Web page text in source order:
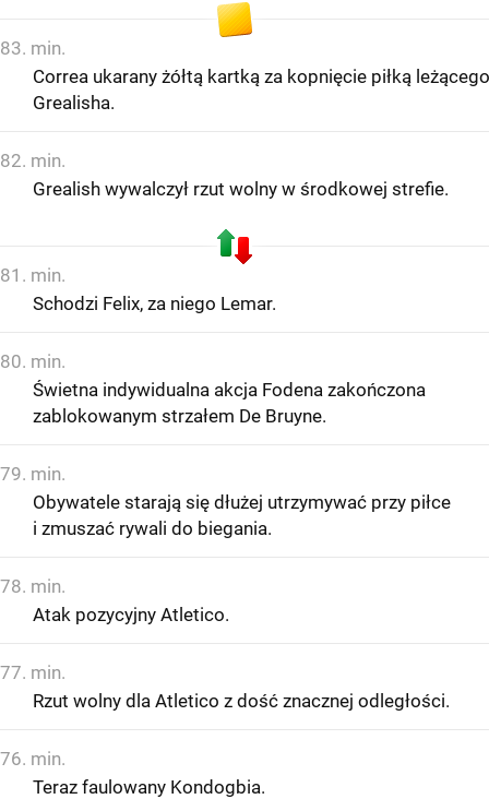
83. min.
Correa ukarany żółtą kartką za kopnięcie piłką leżącego
Grealisha.
82. min.
Grealish wywalczył rzut wolny w środkowej strefie.
81. min.
Schodzi Felix, za niego Lemar.
80. min.
Świetna indywidualna akcja Fodena zakończona
zablokowanym strzałem De Bruyne.
79. min.
Obywatele starają się dłużej utrzymywać przy piłce
i zmuszać rywali do biegania.
78. min.
Atak pozycyjny Atletico.
77. min.
Rzut wolny dla Atletico z dość znacznej odległości.
76. min.
Teraz faulowany Kondogbia.